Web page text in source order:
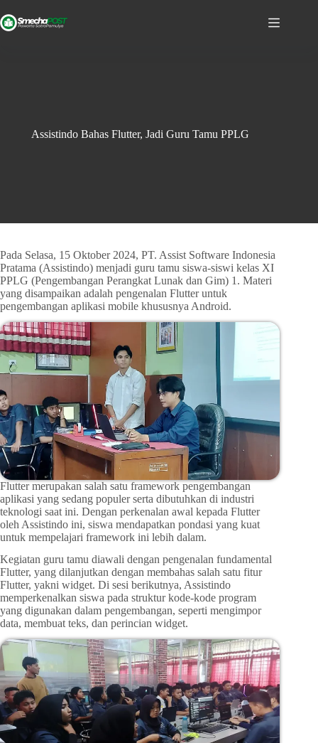
Assistindo Bahas Flutter, Jadi Guru Tamu PPLG
Pada Selasa, 15 Oktober 2024, PT. Assist Software Indonesia
Pratama (Assistindo) menjadi guru tamu siswa-siswi kelas XI
PPLG (Pengembangan Perangkat Lunak dan Gim) 1. Materi
yang disampaikan adalah pengenalan Flutter untuk
pengembangan aplikasi mobile khususnya Android.
Flutter merupakan salah satu framework pengembangan
aplikasi yang sedang populer serta dibutuhkan di industri
teknologi saat ini. Dengan perkenalan awal kepada Flutter
oleh Assistindo ini, siswa mendapatkan pondasi yang kuat
untuk mempelajari framework ini lebih dalam.
Kegiatan guru tamu diawali dengan pengenalan fundamental
Flutter, yang dilanjutkan dengan membahas salah satu fitur
Flutter, yakni widget. Di sesi berikutnya, Assistindo
memperkenalkan siswa pada struktur kode-kode program
yang digunakan dalam pengembangan, seperti mengimpor
data, membuat teks, dan perincian widget.